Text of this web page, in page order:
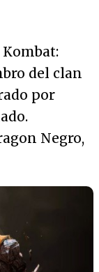
del clan
por
Negro,